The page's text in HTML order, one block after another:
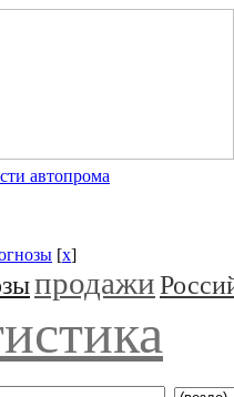
автопрома
[x]
продажи